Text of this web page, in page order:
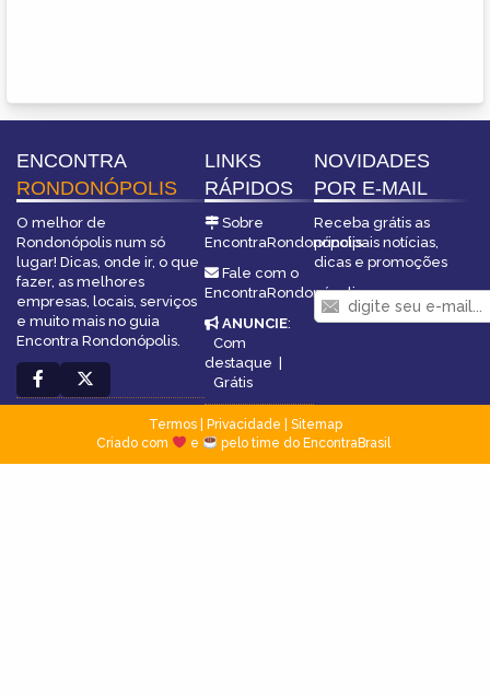
ENCONTRA
RONDONÓPOLIS
O melhor de
Rondonópolis num só
lugar! Dicas, onde ir, o que
fazer, as melhores
empresas, locais, serviços
e muito mais no guia
Encontra Rondonópolis.
LINKS
RÁPIDOS
Sobre
EncontraRondonópolis
Fale com o
EncontraRondonópolis
ANUNCIE:
Com
destaque |
Grátis
NOVIDADES
POR E-MAIL
Receba grátis as
principais notícias,
dicas e promoções
Termos| Privacidade
Sitemap
Criado com
e pelo time do EncontraBrasil